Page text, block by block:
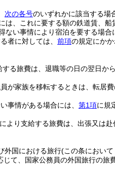
次の各号のいずれかに該当する場
は、これに要する額の鉄道賃、船
ない事情により宿泊を要する場
者に対しては、 前項の規定にか
る旅費は、退職等の日の翌日か
が家族を移転するときは、転居
事情がある場合には、 第1項に規
より支給する旅費は、出張又は
外国における旅行(この条におい
じて、国家公務員の外国旅行の旅